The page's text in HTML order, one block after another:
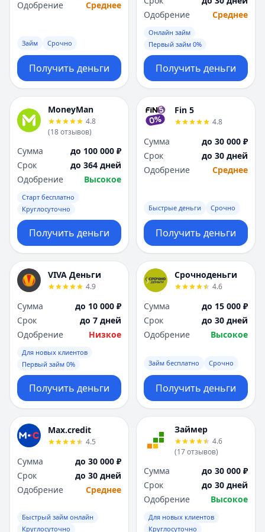
Одобрение
Среднее
Займ Срочно
Получить деньги
Одобрение
Среднее
Онлайн займ
Первый займ 0%
Получить деньги
MoneyMan
4.8
(18отзывов)
Сумма
до 100 000 ₽
Срок
до 364 дней
Одобрение
Высокое
Старт бесплатно
Круглосуточно
Получить деньги
Fin 5
4.8
Сумма
до 30 000 ₽
Срок
до 30 дней
Одобрение
Среднее
Быстрые деньги Срочно
Получить деньги
VIVA Деньги
4.9
Сумма
до 10 000 ₽
Срок
до 7 дней
Одобрение
Низкое
Для новых клиентов
Первый займ 0%
Получить деньги
Срочноденьги
4.6
Сумма
до 15 000 ₽
Срок
до 30 дней
Одобрение
Высокое
Займ бесплатно Срочно
Получить деньги
Max.credit
4.5
Сумма
до 30 000 ₽
Срок
до 30 дней
Одобрение
Среднее
Быстрый займ онлайн
Круглосуточно
Займер
4.6
(17отзывов)
Сумма
до 30 000 ₽
Срок
до 30 дней
Одобрение
Высокое
Для новых клиентов
Круглосуточно